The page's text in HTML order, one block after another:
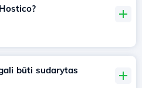
būti sudarytas